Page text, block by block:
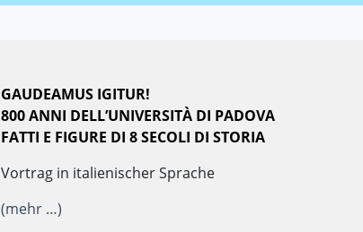
GAUDEAMUS IGITUR!
800 ANNI DELL’UNIVERSITÀ DI PADOVA
FATTI E FIGURE DI 8 SECOLI DI STORIA
Vortrag in italienischer Sprache
(mehr …)